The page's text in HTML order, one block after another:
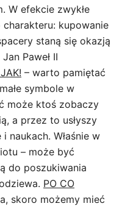
W efekcie zwykłe
charakteru: kupowanie
staną się okazją
Paweł II
– warto pamiętać
symbole w
może ktoś zobaczy
a przez to usłyszy
naukach. Właśnie w
– może być
do poszukiwania
PO CO
skoro możemy mieć